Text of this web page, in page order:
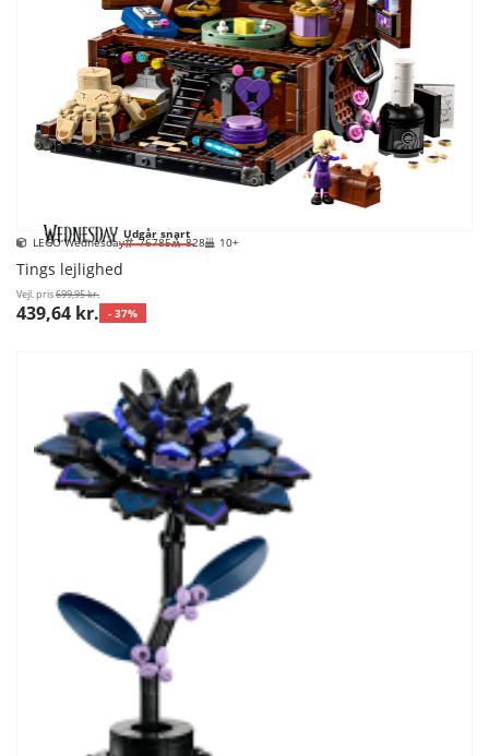
Udgår snart
LEGO Wednesday 76785 828 10+
Tings lejlighed
Vejl. pris699,95 kr.
439,64 kr. - 37%